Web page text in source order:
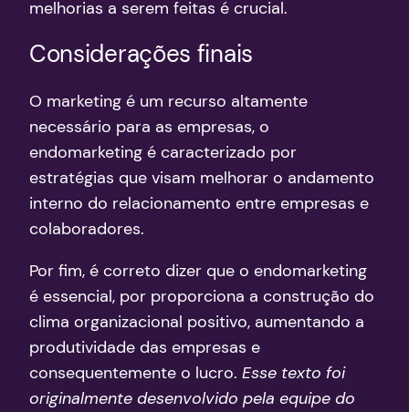
melhorias a serem feitas é crucial.
Considerações finais
O marketing é um recurso altamente
necessário para as empresas, o
endomarketing é caracterizado por
estratégias que visam melhorar o andamento
interno do relacionamento entre empresas e
colaboradores.
Por fim, é correto dizer que o endomarketing
é essencial, por proporciona a construção do
clima organizacional positivo, aumentando a
produtividade das empresas e
consequentemente o lucro. Esse texto foi
originalmente desenvolvido pela equipe do